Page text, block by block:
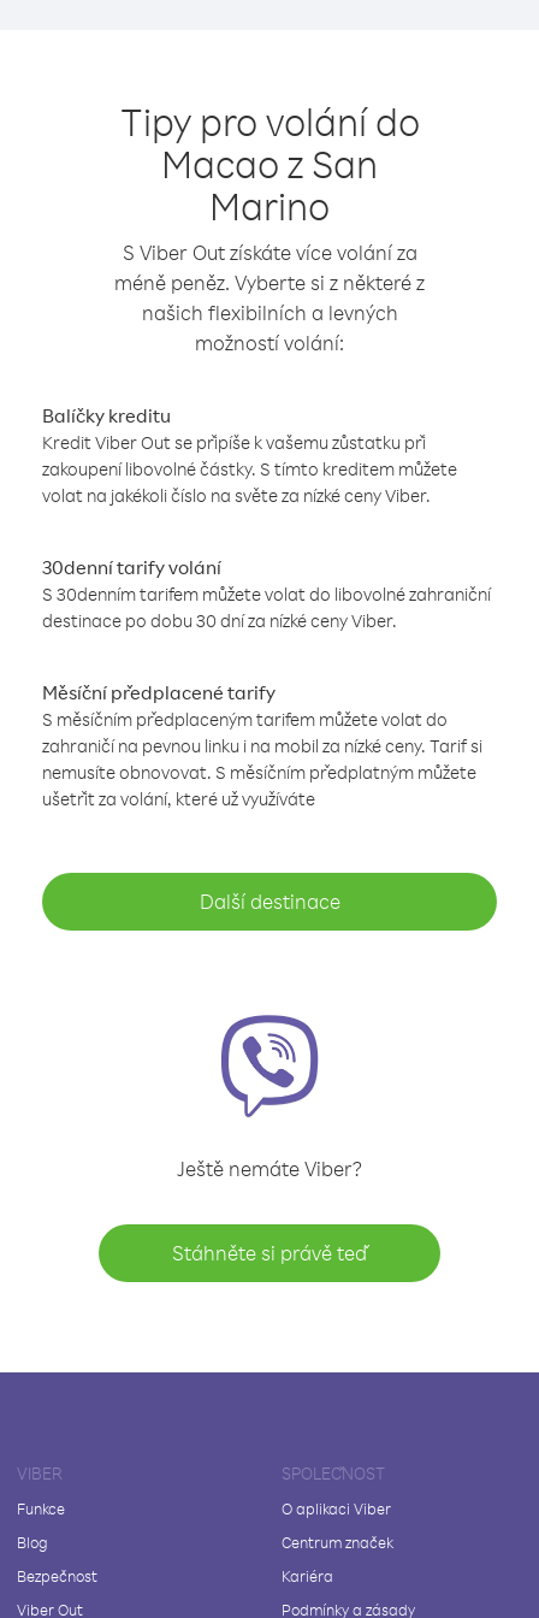
Tipy pro volání do
Macao z San
Marino
S Viber Out získáte více volání za
méně peněz. Vyberte si z některé z
našich flexibilních a levných
možností volání:
Balíčky kreditu
Kredit Viber Out se připíše k vašemu zůstatku při
zakoupení libovolné částky. S tímto kreditem můžete
volat na jakékoli číslo na světe za nízké ceny Viber.
30denní tarify volání
S 30denním tarifem můžete volat do libovolné zahraniční
destinace po dobu 30 dní za nízké ceny Viber.
Měsíční předplacené tarify
S měsíčním předplaceným tarifem můžete volat do
zahraničí na pevnou linku i na mobil za nízké ceny. Tarif si
nemusíte obnovovat. S měsíčním předplatným můžete
ušetřit za volání, které už využíváte
Další destinace
Ještě nemáte Viber?
Stáhněte si právě teď
VIBER
Funkce
Blog
Bezpečnost
Viber Out
SPOLEČNOST
O aplikaci Viber
Centrum značek
Kariéra
Podmínky a zásady